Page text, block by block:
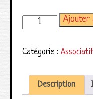
quantité de Entrée,
Ajouter
Catégorie : Associatif
Description